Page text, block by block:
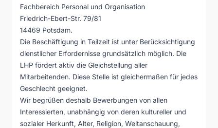
Fachbereich Personal und Organisation
Friedrich-Ebert-Str. 79/81
14469 Potsdam.
Die Beschäftigung in Teilzeit ist unter Berücksichtigung
dienstlicher Erfordernisse grundsätzlich möglich. Die
LHP fördert aktiv die Gleichstellung aller
Mitarbeitenden. Diese Stelle ist gleichermaßen für jedes
Geschlecht geeignet.
Wir begrüßen deshalb Bewerbungen von allen
Interessierten, unabhängig von deren kultureller und
sozialer Herkunft, Alter, Religion, Weltanschauung,